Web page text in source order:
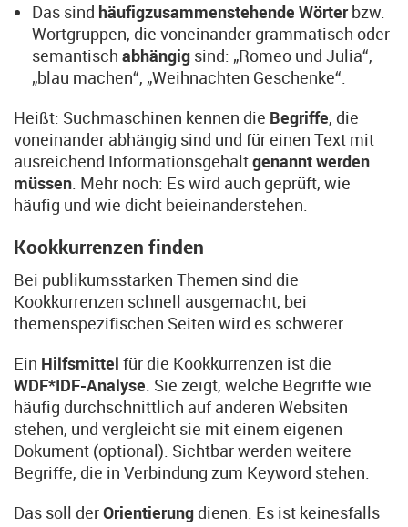
Das sind häufigzusammenstehende Wörterbzw.
Wortgruppen, die voneinander grammatisch oder
semantisch abhängig sind: „Romeo und Julia“,
„blau machen“, „Weihnachten Geschenke“.
Heißt: Suchmaschinen kennen die Begriffe, die
voneinander abhängig sind und für einen Text mit
ausreichend Informationsgehaltgenannt werden
müssen. Mehr noch: Es wird auch geprüft, wie
häufig und wie dicht beieinanderstehen.
Kookkurrenzen finden
Bei publikumsstarken Themen sind die
Kookkurrenzen schnell ausgemacht, bei
themenspezifischen Seiten wird es schwerer.
Ein Hilfsmittel für die Kookkurrenzen ist die
WDF*IDF-Analyse. Sie zeigt, welche Begriffe wie
häufig durchschnittlich auf anderen Websiten
stehen, und vergleicht sie mit einem eigenen
Dokument (optional). Sichtbar werden weitere
Begriffe, die in Verbindung zum Keyword stehen.
Das soll derOrientierung dienen. Es ist keinesfalls